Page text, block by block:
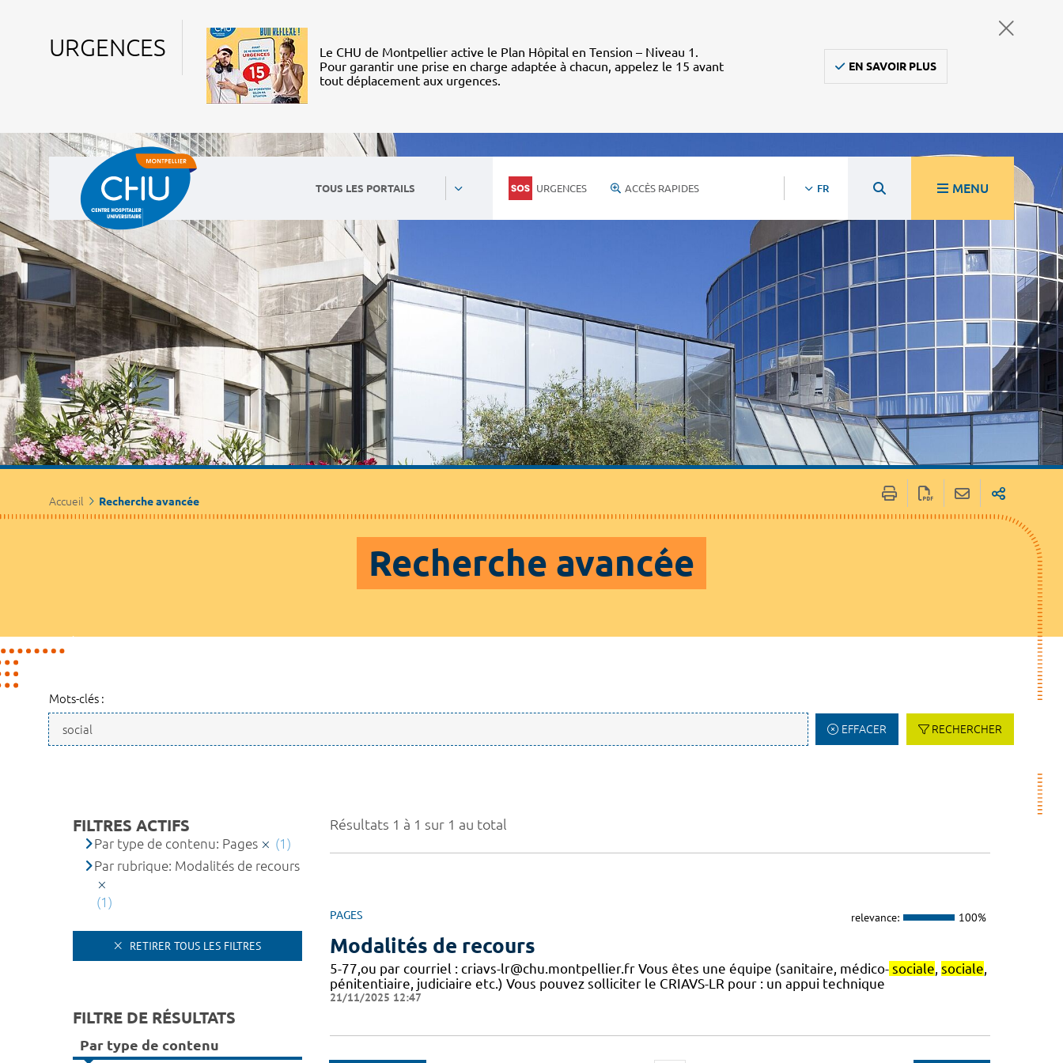
URGENCES
Le CHU de Montpellier active le Plan Hôpital en Tension – Niveau 1.
Pour garantir une prise en charge adaptée à chacun, appelez le 15 avant
tout déplacement aux urgences.
EN SAVOIR PLUS
TOUS LES PORTAILS URGENCES ACCÈS RAPIDES FR MENU
Accueil Recherche avancée
Recherche avancée
Mots-clés :
EFFACER RECHERCHER
Résultats 1 à 1 sur 1 au total
PAGES relevance: 100%
Modalités de recours
5-77,ou par courriel : criavs-lr@chu.montpellier.fr Vous êtes une équipe (sanitaire, médico- sociale, sociale,
pénitentiaire, judiciaire etc.) Vous pouvez solliciter le CRIAVS-LR pour : un appui technique
21/11/2025 12:47
FILTRES ACTIFS
Par type de contenu: Pages
(1)
Par rubrique: Modalités de recours
(1)
RETIRER TOUS LES FILTRES
FILTRE DE RÉSULTATS
Par type de contenu